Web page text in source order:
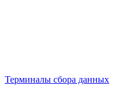
Терминалы сбора данных